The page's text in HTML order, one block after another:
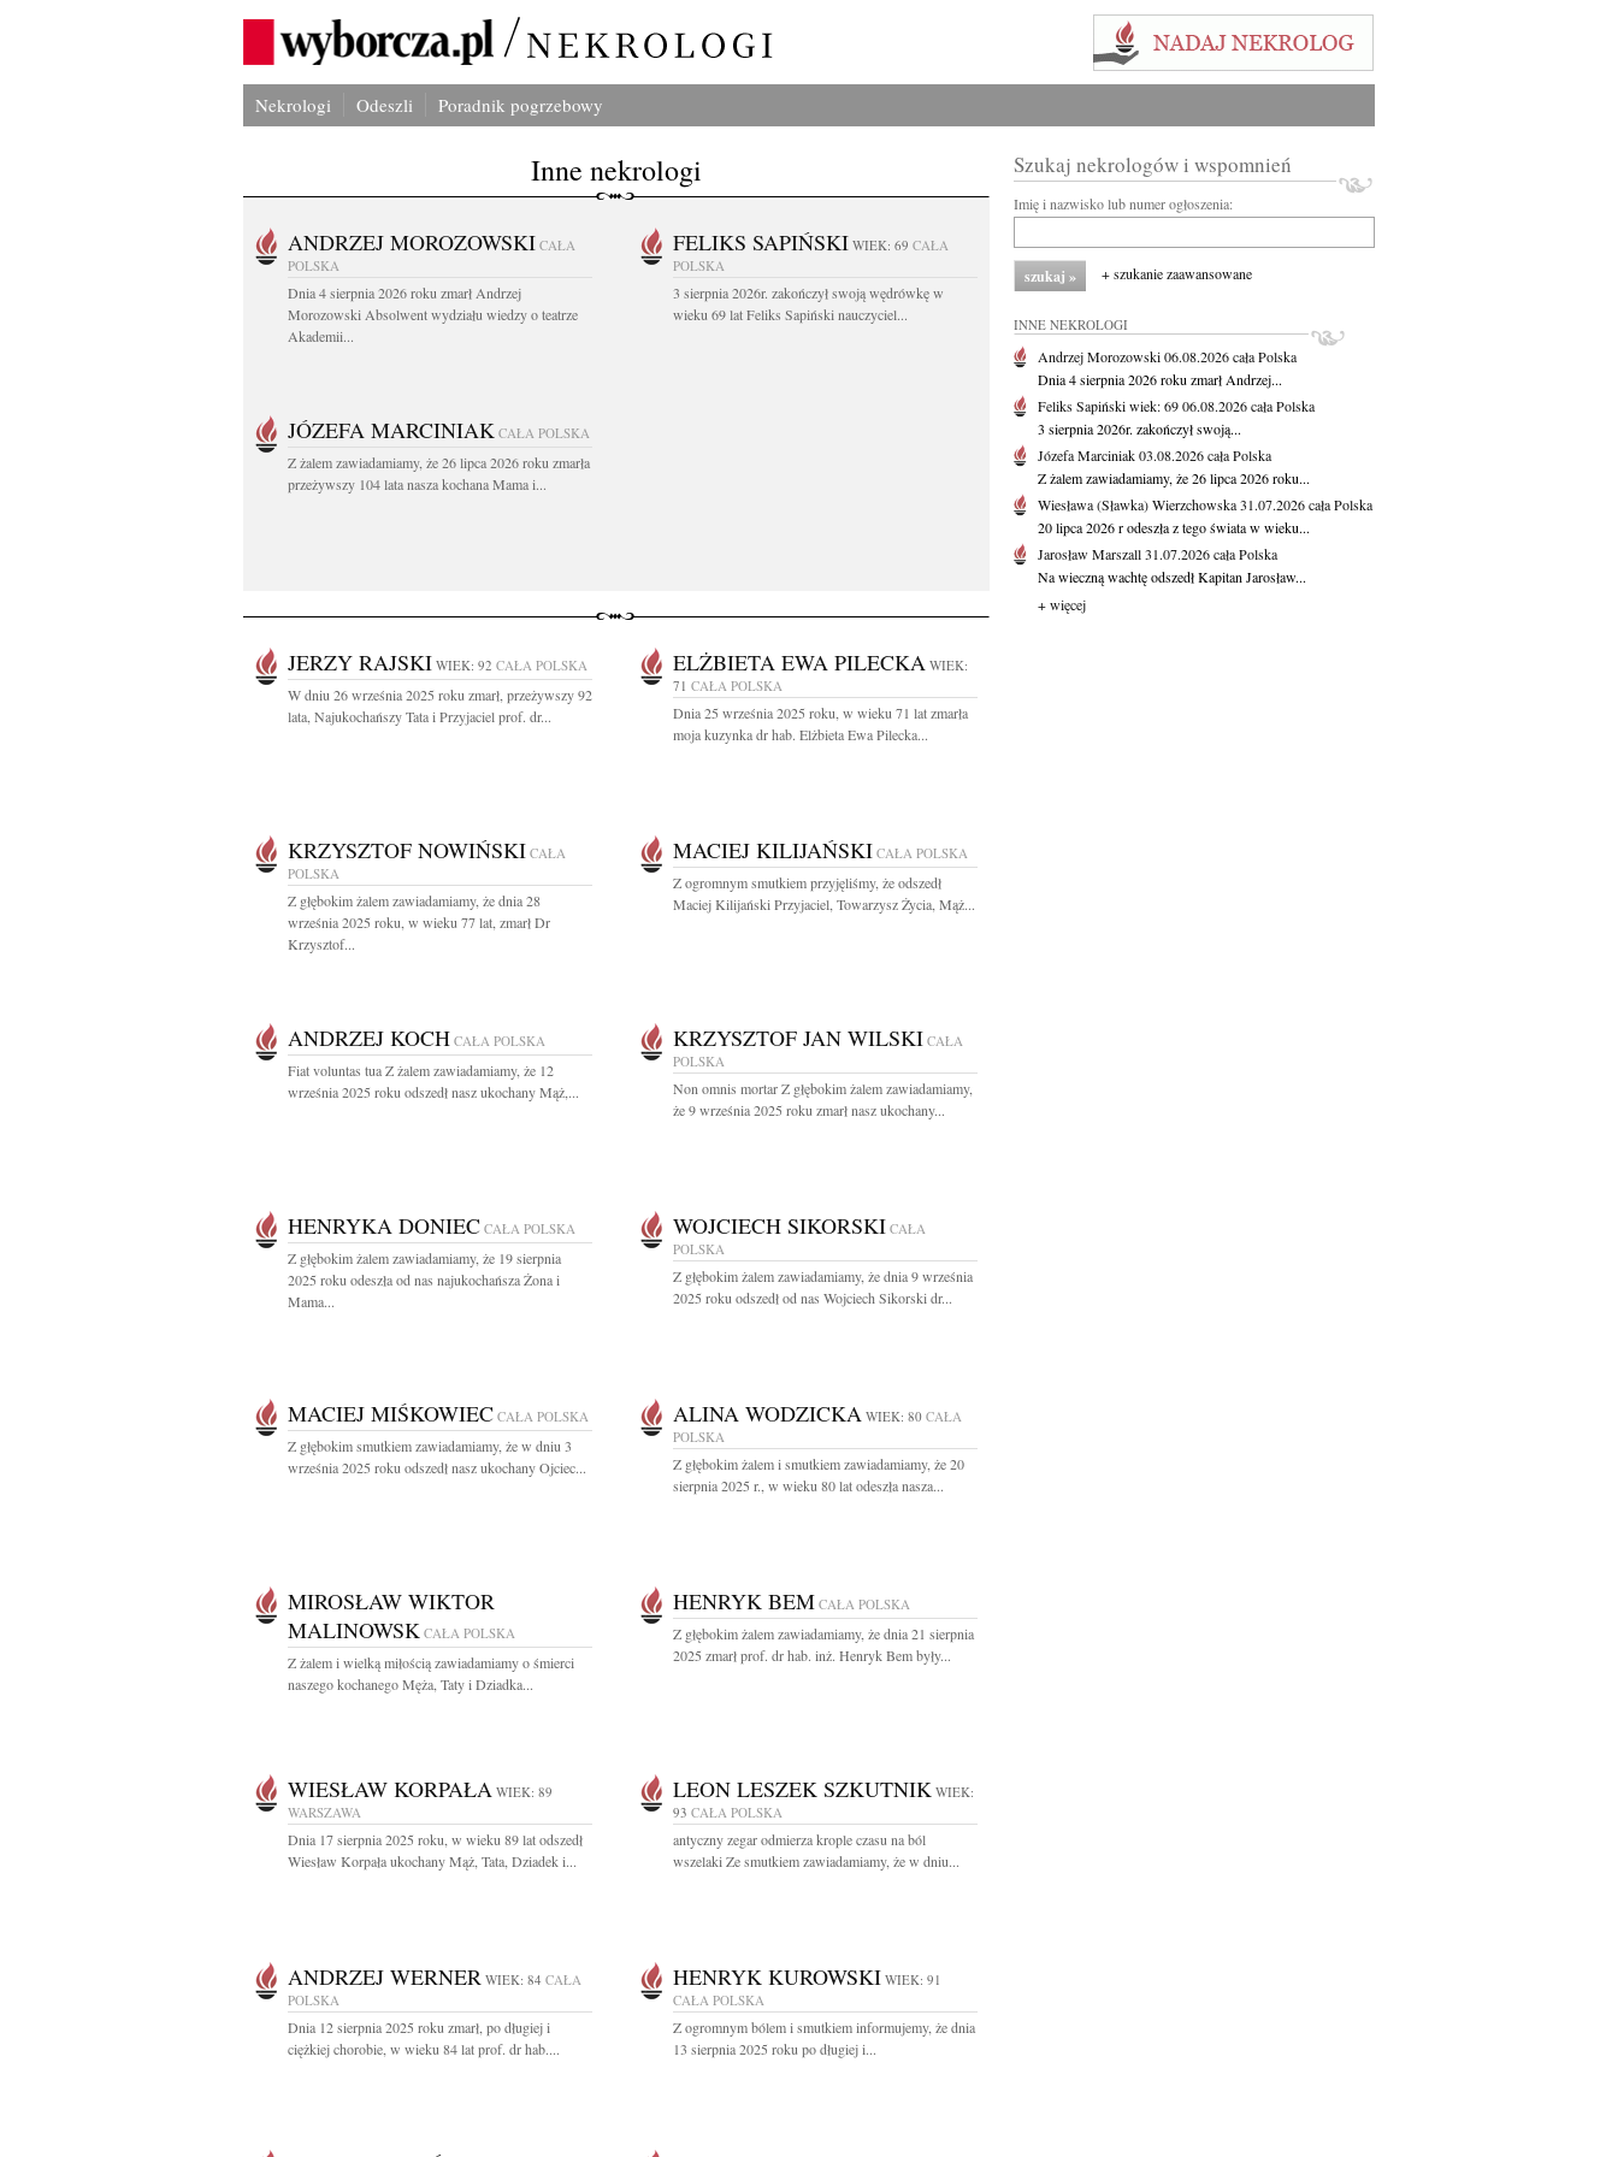
Nekrologi Odeszli Poradnik pogrzebowy
Inne nekrologi
ANDRZEJ MOROZOWSKI CAŁA
POLSKA
Dnia 4 sierpnia 2026 roku zmarł Andrzej
Morozowski Absolwent wydziału wiedzy o teatrze
Akademii...
FELIKS SAPIŃSKI WIEK: 69 CAŁA
POLSKA
3 sierpnia 2026r. zakończył swoją wędrówkę w
wieku 69 lat Feliks Sapiński nauczyciel...
JÓZEFA MARCINIAK CAŁA POLSKA
Z żalem zawiadamiamy, że 26 lipca 2026 roku zmarła
przeżywszy 104 lata nasza kochana Mama i...
JERZY RAJSKI WIEK: 92 CAŁA POLSKA
W dniu 26 września 2025 roku zmarł, przeżywszy 92
lata, Najukochańszy Tata i Przyjaciel prof. dr...
ELŻBIETA EWA PILECKA WIEK:
71 CAŁA POLSKA
Dnia 25 września 2025 roku, w wieku 71 lat zmarła
moja kuzynka dr hab. Elżbieta Ewa Pilecka...
KRZYSZTOF NOWIŃSKI CAŁA
POLSKA
Z głębokim żalem zawiadamiamy, że dnia 28
września 2025 roku, w wieku 77 lat, zmarł Dr
Krzysztof...
MACIEJ KILIJAŃSKI CAŁA POLSKA
Z ogromnym smutkiem przyjęliśmy, że odszedł
Maciej Kilijański Przyjaciel, Towarzysz Życia, Mąż...
ANDRZEJ KOCH CAŁA POLSKA
Fiat voluntas tua Z żalem zawiadamiamy, że 12
września 2025 roku odszedł nasz ukochany Mąż,...
KRZYSZTOF JAN WILSKI CAŁA
POLSKA
Non omnis mortar Z głębokim żalem zawiadamiamy,
że 9 września 2025 roku zmarł nasz ukochany...
HENRYKA DONIEC CAŁA POLSKA
Z głębokim żalem zawiadamiamy, że 19 sierpnia
2025 roku odeszła od nas najukochańsza Żona i
Mama...
WOJCIECH SIKORSKI CAŁA
POLSKA
Z głębokim żalem zawiadamiamy, że dnia 9 września
2025 roku odszedł od nas Wojciech Sikorski dr...
MACIEJ MIŚKOWIEC CAŁA POLSKA
Z głębokim smutkiem zawiadamiamy, że w dniu 3
września 2025 roku odszedł nasz ukochany Ojciec...
ALINA WODZICKA WIEK: 80 CAŁA
POLSKA
Z głębokim żalem i smutkiem zawiadamiamy, że 20
sierpnia 2025 r., w wieku 80 lat odeszła nasza...
MIROSŁAW WIKTOR
MALINOWSK CAŁA POLSKA
Z żalem i wielką miłością zawiadamiamy o śmierci
naszego kochanego Męża, Taty i Dziadka...
HENRYK BEM CAŁA POLSKA
Z głębokim żalem zawiadamiamy, że dnia 21 sierpnia
2025 zmarł prof. dr hab. inż. Henryk Bem były...
WIESŁAW KORPAŁA WIEK: 89
WARSZAWA
Dnia 17 sierpnia 2025 roku, w wieku 89 lat odszedł
Wiesław Korpała ukochany Mąż, Tata, Dziadek i...
LEON LESZEK SZKUTNIK WIEK:
93 CAŁA POLSKA
antyczny zegar odmierza krople czasu na ból
wszelaki Ze smutkiem zawiadamiamy, że w dniu...
ANDRZEJ WERNER WIEK: 84 CAŁA
POLSKA
Dnia 12 sierpnia 2025 roku zmarł, po długiej i
ciężkiej chorobie, w wieku 84 lat prof. dr hab....
HENRYK KUROWSKI WIEK: 91
CAŁA POLSKA
Z ogromnym bólem i smutkiem informujemy, że dnia
13 sierpnia 2025 roku po długiej i...
Szukaj nekrologów i wspomnień
Imię i nazwisko lub numer ogłoszenia:
+ szukanie zaawansowane
INNE NEKROLOGI
Andrzej Morozowski06.08.2026cała Polska
Dnia 4 sierpnia 2026 roku zmarł Andrzej...
Feliks Sapińskiwiek: 6906.08.2026cała Polska
3 sierpnia 2026r. zakończył swoją...
Józefa Marciniak03.08.2026cała Polska
Z żalem zawiadamiamy, że 26 lipca 2026 roku...
Wiesława (Sławka) Wierzchowska31.07.2026cała Polska
20 lipca 2026 r odeszła z tego świata w wieku...
Jarosław Marszall31.07.2026cała Polska
Na wieczną wachtę odszedł Kapitan Jarosław...
+ więcej